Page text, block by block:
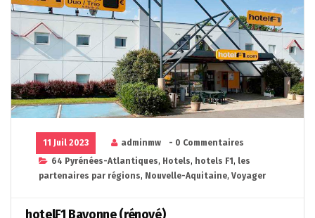
11 Juil 2023 adminmw
- 0 Commentaires
64 Pyrénées-Atlantiques, Hotels, hotels F1 , les
partenaires par régions, Nouvelle-Aquitaine, Voyager
hotelF1 Bayonne (rénové)